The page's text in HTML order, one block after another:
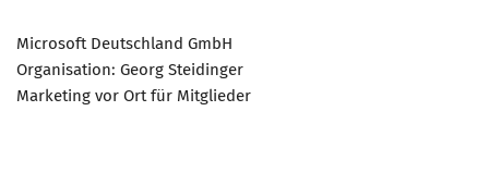
Microsoft Deutschland GmbH
Organisation: Georg Steidinger
Marketing vor Ort für Mitglieder